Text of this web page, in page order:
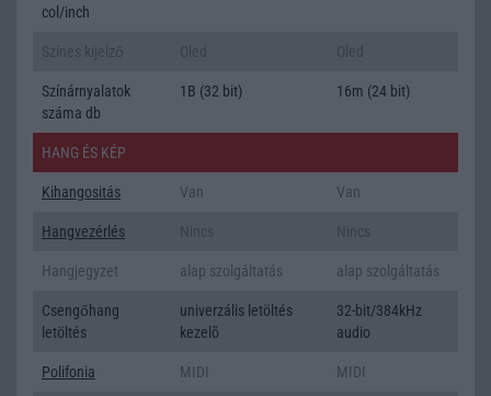
col/inch
Színárnyalatok
száma db
1B (32 bit) 16m (24 bit)
HANG ÉS KÉP
Kihangositás Van Van
Hangvezérlés
Hangjegyzet alap szolgáltatás alap szolgáltatás
Csengőhang
letöltés
univerzális letöltés
kezelõ
32-bit/384kHz
audio
Polifonia MIDI MIDI